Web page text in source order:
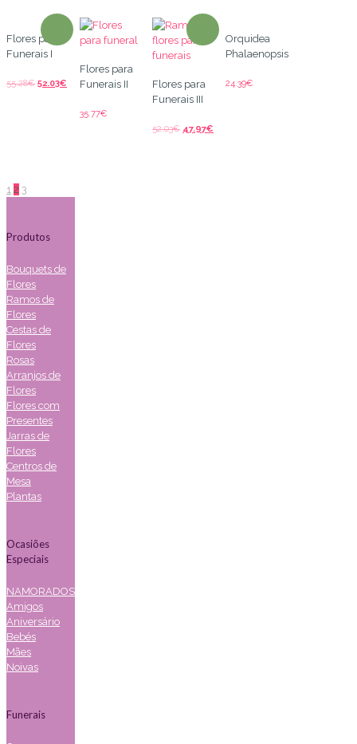
Flores para
Funerais I
55.28€ 52.03€
Flores para
Funerais II
35.77€
Flores para
Funerais III
52.03€ 47.97€
Orquidea
Phalaenopsis
24.39€
1 2 3
Produtos
Bouquets de
Flores
Ramos de
Flores
Cestas de
Flores
Rosas
Arranjos de
Flores
Flores com
Presentes
Jarras de
Flores
Centros de
Mesa
Plantas
Ocasiões
Especiais
NAMORADOS
Amigos
Aniversário
Bebés
Mães
Noivas
Funerais